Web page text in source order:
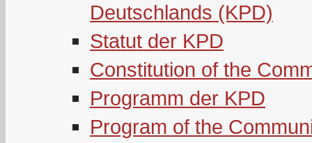
Deutschlands (KPD)
Statut der KPD
Constitution of the
Programm der KPD
Program of the